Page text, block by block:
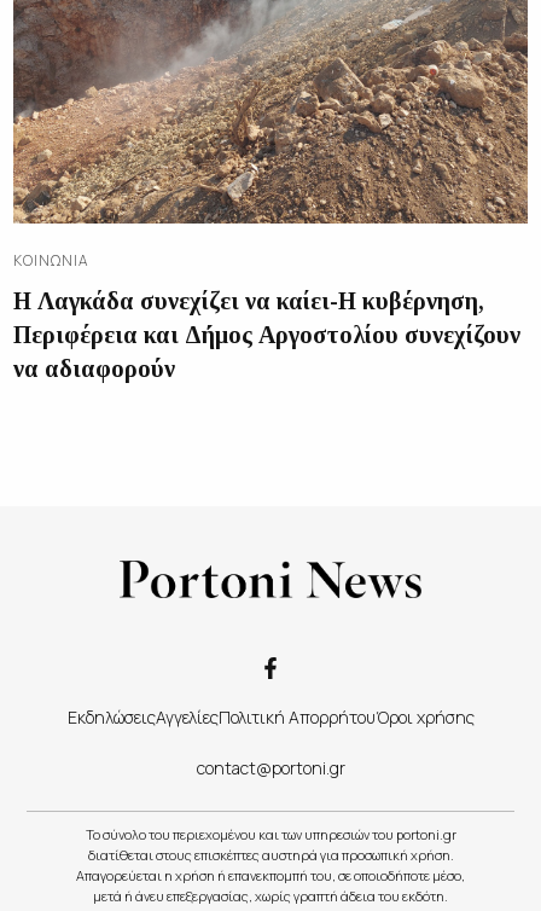
ΚΟΙΝΩΝΊΑ
Η Λαγκάδα συνεχίζει να καίει-Η κυβέρνηση,
Περιφέρεια και Δήμος Αργοστολίου συνεχίζουν
να αδιαφορούν
ΕκδηλώσειςΑγγελίεςΠολιτική ΑπορρήτουΌροι χρήσης
contact@portoni.gr
Το σύνολο του περιεχομένου και των υπηρεσιών του portoni.gr
διατίθεται στους επισκέπτες αυστηρά για προσωπική χρήση.
Απαγορεύεται η χρήση ή επανεκπομπή του, σε οποιοδήποτε μέσο,
μετά ή άνευ επεξεργασίας, χωρίς γραπτή άδεια του εκδότη.